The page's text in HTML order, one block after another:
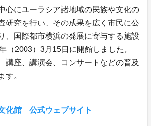
心にユーラシア諸地域の民族や文化の
研究を行い、その成果を広く市民に公
、国際都市横浜の発展に寄与する施設
（2003）3月15日に開館しました。
講座、講演会、コンサートなどの普及
す。
化館 公式ウェブサイト